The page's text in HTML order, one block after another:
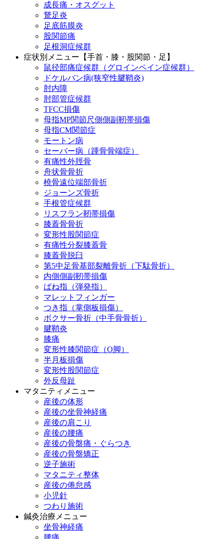
成長痛・オスグット
鵞足炎
足底筋膜炎
股関節痛
足根洞症候群
症状別メニュー【手首・膝・股関節・足】
鼠径部痛症候群（グロインペイン症候群）
ドケルバン病(狭窄性腱鞘炎)
肘内障
肘部管症候群
TFCC損傷
母指MP関節尺側側副靭帯損傷
母指CM関節症
モートン病
セーバー病（踵骨骨端症）
有痛性外脛骨
舟状骨骨折
橈骨遠位端部骨折
ジョーンズ骨折
手根管症候群
リスフラン靭帯損傷
膝蓋骨骨折
変形性股関節症
有痛性分裂膝蓋骨
膝蓋骨脱臼
第5中足骨基部裂離骨折（下駄骨折）
内側側副靭帯損傷
ばね指（弾発指）
マレットフィンガー
つき指（掌側板損傷）
ボクサー骨折（中手骨骨折）
腱鞘炎
膝痛
変形性膝関節症（O脚）
半月板損傷
変形性股関節症
外反母趾
マタニティメニュー
産後の体形
産後の坐骨神経痛
産後の肩こり
産後の腰痛
産後の骨盤痛・ぐらつき
産後の骨盤矯正
逆子施術
マタニティ整体
産後の倦怠感
小児針
つわり施術
鍼灸治療メニュー
坐骨神経痛
腰痛